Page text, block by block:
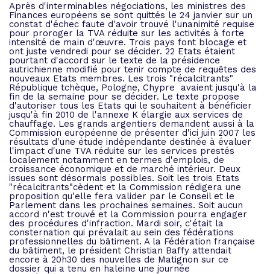
Après d'interminables négociations, les ministres des
Finances européens se sont quittés le 24 janvier sur un
constat d'échec faute d'avoir trouvé l'unanimité requise
pour proroger la TVA réduite sur les activités à forte
intensité de main d'œuvre. Trois pays font blocage et
ont juste vendredi pour se décider. 22 Etats étaient
pourtant d'accord sur le texte de la présidence
autrichienne modifié pour tenir compte de requêtes des
nouveaux Etats membres. Les trois "récalcitrants" 
République tchèque, Pologne, Chypre  avaient jusqu'à la
fin de la semaine pour se décider. Le texte propose
d'autoriser tous les Etats qui le souhaitent à bénéficier
jusqu'à fin 2010 de l'annexe K élargie aux services de
chauffage. Les grands argentiers demandent aussi à la
Commission européenne de présenter d'ici juin 2007 les
résultats d'une étude indépendante destinée à évaluer
l'impact d'une TVA réduite sur les services prestés
localement notamment en termes d'emplois, de
croissance économique et de marché intérieur. Deux
issues sont désormais possibles. Soit les trois Etats
"récalcitrants"cèdent et la Commission rédigera une
proposition qu'elle fera valider par le Conseil et le
Parlement dans les prochaines semaines. Soit aucun
accord n'est trouvé et la Commission pourra engager
des procédures d'infraction. Mardi soir, c'était la
consternation qui prévalait au sein des fédérations
professionnelles du bâtiment. A la Fédération française
du bâtiment, le président Christian Baffy attendait
encore à 20h30 des nouvelles de Matignon sur ce
dossier qui a tenu en haleine une journée